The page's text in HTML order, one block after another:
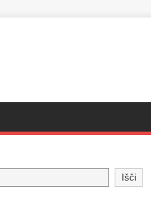
Išči